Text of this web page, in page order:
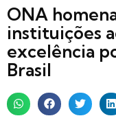
ONA
instituições
excelência
Brasil